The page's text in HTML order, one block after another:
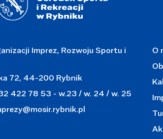
Imprez, Rozwoju Sportu i
72, 44-200 Rybnik
422 78 53 - w.23 / w. 24 / w. 25
O